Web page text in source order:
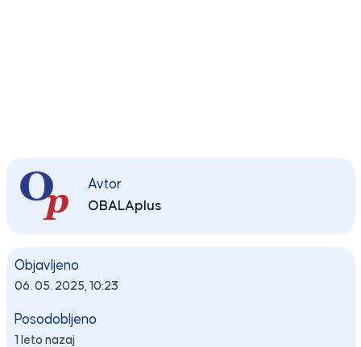
Avtor
OBALAplus
Objavljeno
06. 05. 2025, 10:23
Posodobljeno
1 leto nazaj